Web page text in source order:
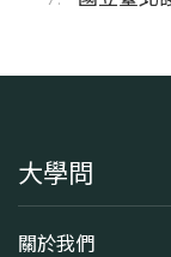
大學問
關於我們